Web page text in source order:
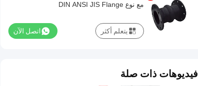
مع نوع DIN ANSI JIS Flange
اتصل الآن يتعلم أكثر
فيديوهات ذات صلة